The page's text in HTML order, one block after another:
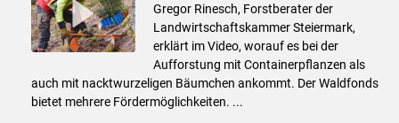
Gregor Rinesch, Forstberater der
Landwirtschaftskammer Steiermark,
erklärt im Video, worauf es bei der
Aufforstung mit Containerpflanzen als
auch mit nacktwurzeligen Bäumchen ankommt. Der Waldfonds
bietet mehrere Fördermöglichkeiten. ...